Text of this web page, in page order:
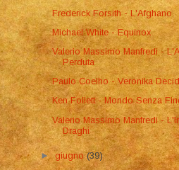
Frederick Forsith - L'Afghano
Michael White - Equinox
Valerio Massimo Manfredi -
Perduta
Paulo Coelho - Veronika
Ken Follett - Mondo Senza
Valerio Massimo Manfredi -
Draghi
►giugno(39)